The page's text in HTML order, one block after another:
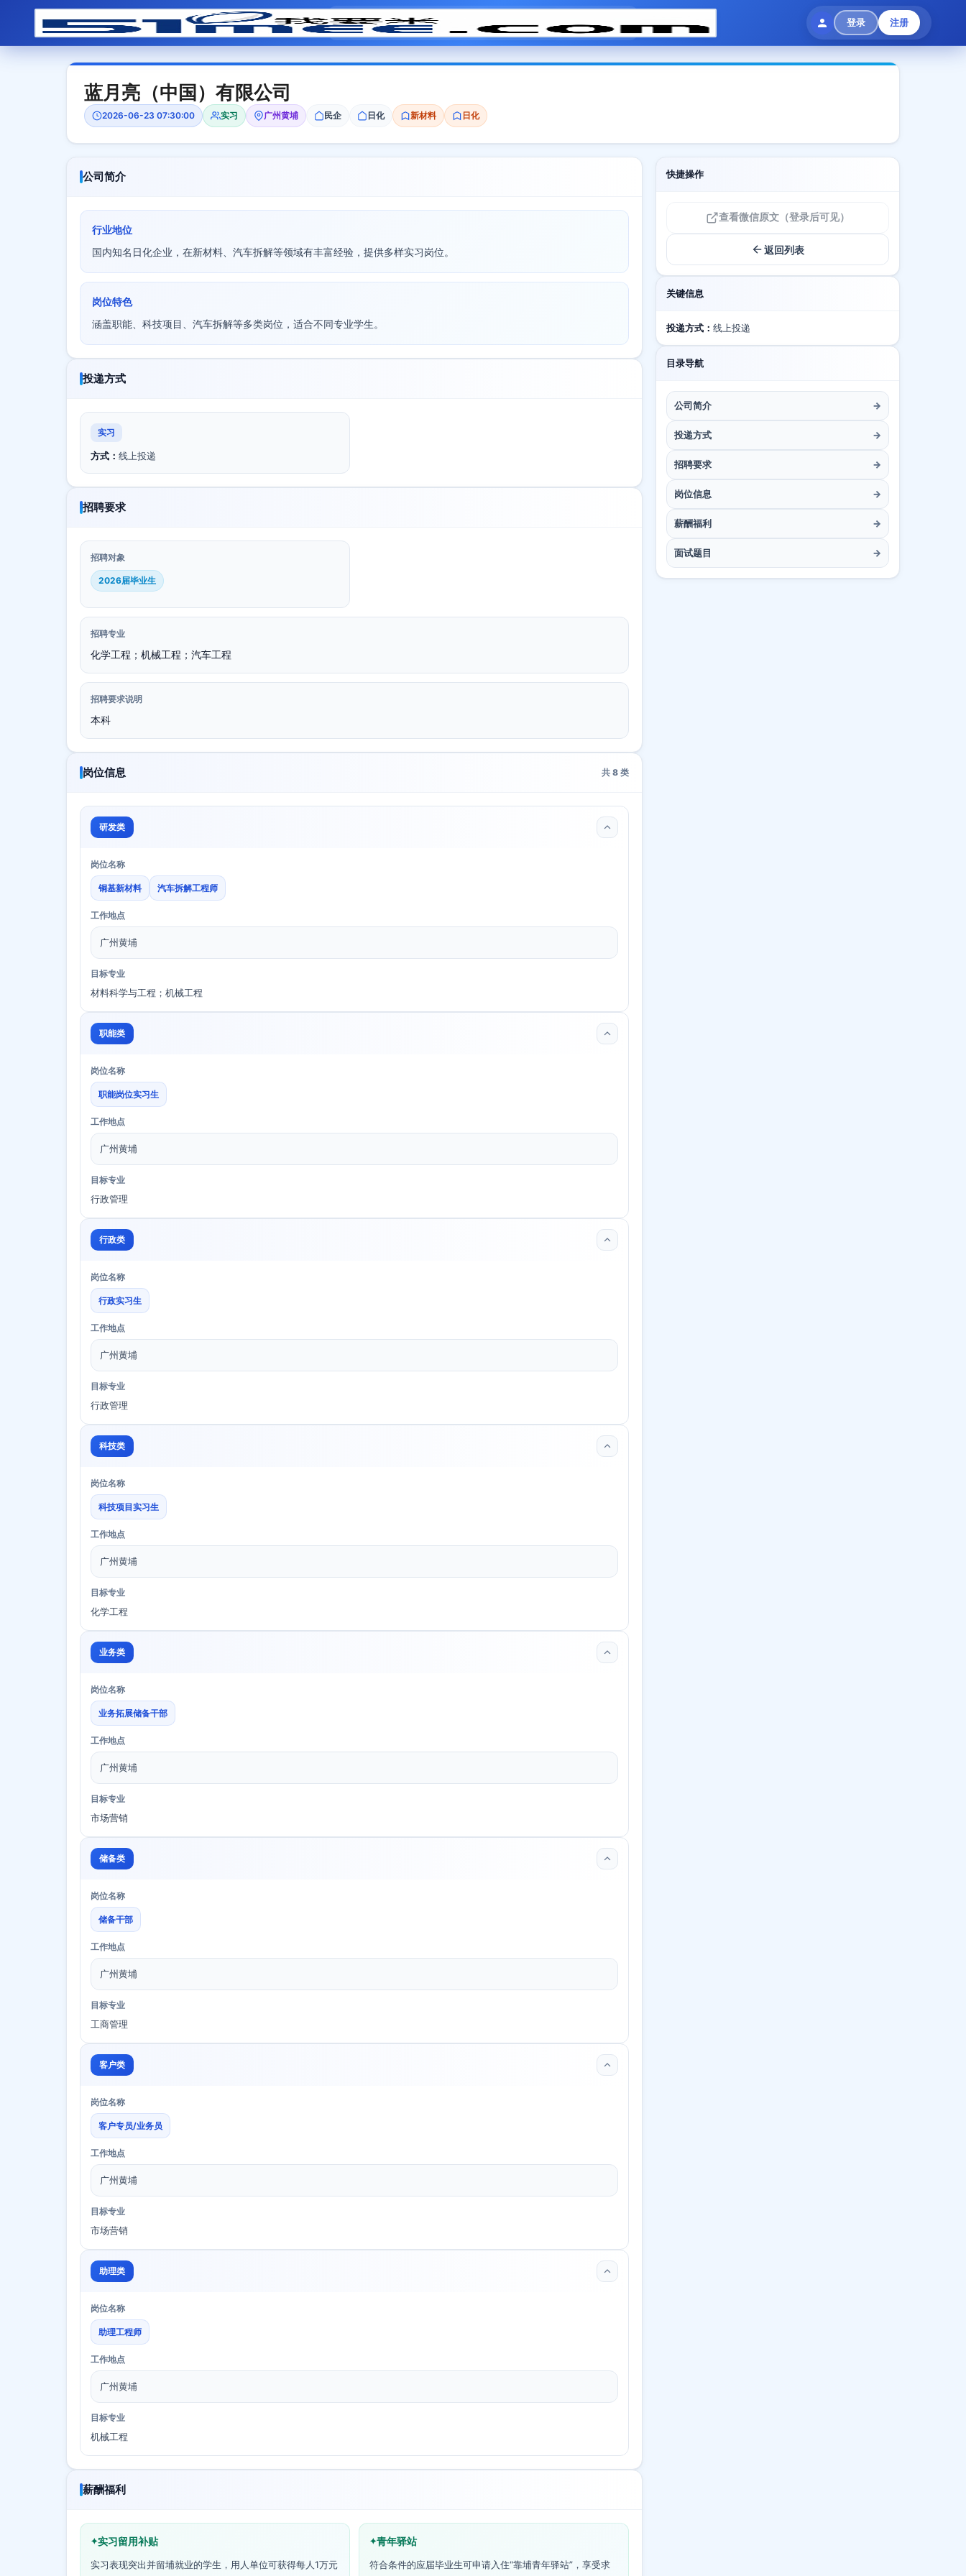
登录 注册
模拟面试 题目大全 招聘中心 会员专区
蓝月亮（中国）有限公司
2026-06-23 07:30:00 实习 广州黄埔 民企 日化 新材料 日化
公司简介
行业地位
国内知名日化企业，在新材料、汽车拆解等领域有丰富经验，提供多样实习岗位。
岗位特色
涵盖职能、科技项目、汽车拆解等多类岗位，适合不同专业学生。
投递方式
实习
方式： 线上投递
招聘要求
招聘对象
2026届毕业生
招聘专业
化学工程；机械工程；汽车工程
招聘要求说明
本科
岗位信息 共 8 类
研发类
岗位名称
铜基新材料 汽车拆解工程师
工作地点
广州黄埔
目标专业
材料科学与工程；机械工程
职能类
岗位名称
职能岗位实习生
工作地点
广州黄埔
目标专业
行政管理
行政类
岗位名称
行政实习生
工作地点
广州黄埔
目标专业
行政管理
科技类
岗位名称
科技项目实习生
工作地点
广州黄埔
目标专业
化学工程
业务类
岗位名称
业务拓展储备干部
工作地点
广州黄埔
目标专业
市场营销
储备类
岗位名称
储备干部
工作地点
广州黄埔
目标专业
工商管理
客户类
岗位名称
客户专员/业务员
工作地点
广州黄埔
目标专业
市场营销
助理类
岗位名称
助理工程师
工作地点
广州黄埔
目标专业
机械工程
薪酬福利
实习留用补贴
实习表现突出并留埔就业的学生，用人单位可获得每人1万元
青年驿站
符合条件的应届毕业生可申请入住“靠埔青年驿站”，享受求
快捷操作
查看微信原文（登录后可见）
返回列表
关键信息
投递方式： 线上投递
目录导航
公司简介 →
投递方式 →
招聘要求 →
岗位信息 →
薪酬福利 →
面试题目 →